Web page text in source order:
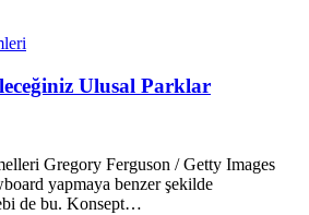
Ulusal Parklar
Gregory Ferguson / Getty Images
yapmaya benzer şekilde
de bu. Konsept…